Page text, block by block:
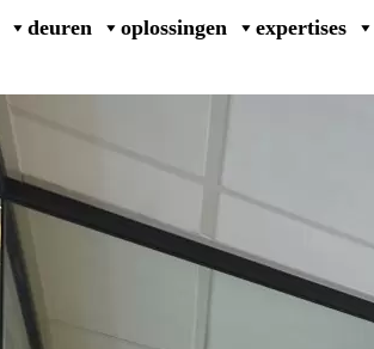
deuren oplossingen expertises